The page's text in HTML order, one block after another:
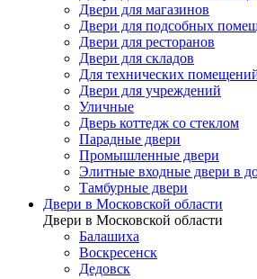
Двери для магазинов
Двери для подсобных
Двери для ресторанов
Двери для складов
Для технических
Двери для учреждений
Уличные
Дверь коттедж со стеклом
Парадные двери
Промышленные двери
Элитные входные двери в
Тамбурные двери
Двери в Московской области
Двери в Московской области
Балашиха
Воскресенск
Дедовск